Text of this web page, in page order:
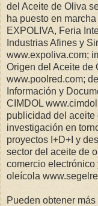
del Aceite de Oliva
ha puesto en
EXPOLIVA, Feria
Industrias Afines y
www.expoliva.com;
Origen del Aceite de
www.poolred.com;
Información y
CIMDOL
publicidad del aceite
investigación en
proyectos I+D+I y
sector del aceite de
comercio electrónico
oleícola
Pueden obtener